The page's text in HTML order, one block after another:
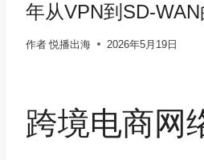
年从VPN到SD-
作者 悦播出海 2026年5月19日
跨境电商网